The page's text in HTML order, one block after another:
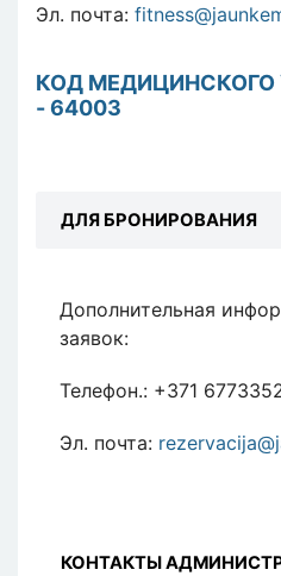
Эл. почта:
КОД МЕДИЦИНСКОГО
- 64003
ДЛЯ БРОНИРОВАНИЯ
Дополнительная
заявок:
Телефон.: +371
Эл. почта:
КОНТАКТЫ